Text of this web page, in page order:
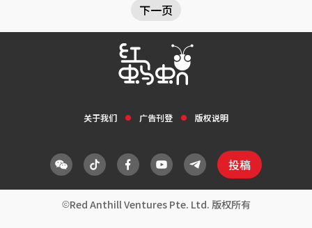
下一页
关于我们 广告刊登 版权说明
投稿
Red Anthill Ventures Pte. Ltd. 版权所有